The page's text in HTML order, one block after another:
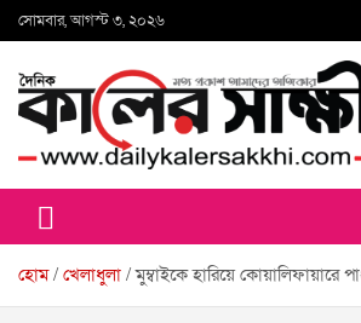
Skip
to
সোমবার, আগস্ট ৩, ২০২৬
কালের সাক্ষী
হোম খেলাধুলা মুম্বাইকে হারিয়ে কোয়ালিফায়ারে